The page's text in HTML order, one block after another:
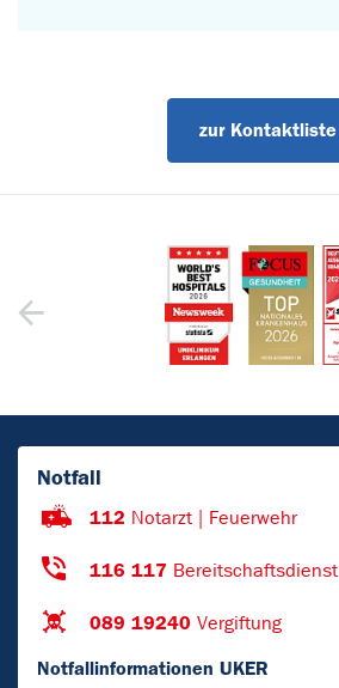
zur Kontaktliste
Notfall
112 Notarzt | Feuerwehr
116 117 Bereitschaftsdienst
089 19240 Vergiftung
Notfallinformationen UKER